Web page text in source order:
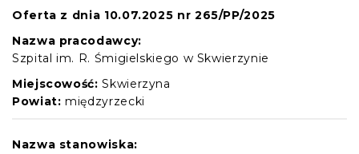
Oferta z dnia 10.07.2025 nr 265/PP/2025
Nazwa pracodawcy:
Szpital im. R. Śmigielskiego w Skwierzynie
Miejscowość: Skwierzyna
Powiat: międzyrzecki
Nazwa stanowiska: